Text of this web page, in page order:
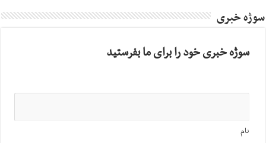
سوژه خبری
سوژه خبری خود را برای ما بفرستید
نام